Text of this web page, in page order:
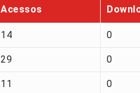
Acessos
14 0
29 0
11 0